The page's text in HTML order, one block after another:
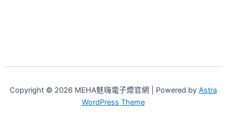
Copyright © 2026 MEHA魅嗨電子煙官網 | Powered by Astra
WordPress Theme